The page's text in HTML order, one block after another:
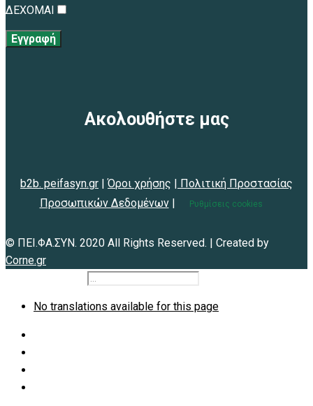
ΔΕΧΟΜΑΙ
Εγγραφή
Ακολουθήστε μας
b2b. peifasyn.gr |Όροι χρήσης | Πολιτική Προστασίας
Προσωπικών Δεδομένων| Ρυθμίσεις cookies
© ΠΕΙ.ΦΑ.ΣΥΝ. 2020 All Rights Reserved. | Created by
Corne.gr
No translations available for this page